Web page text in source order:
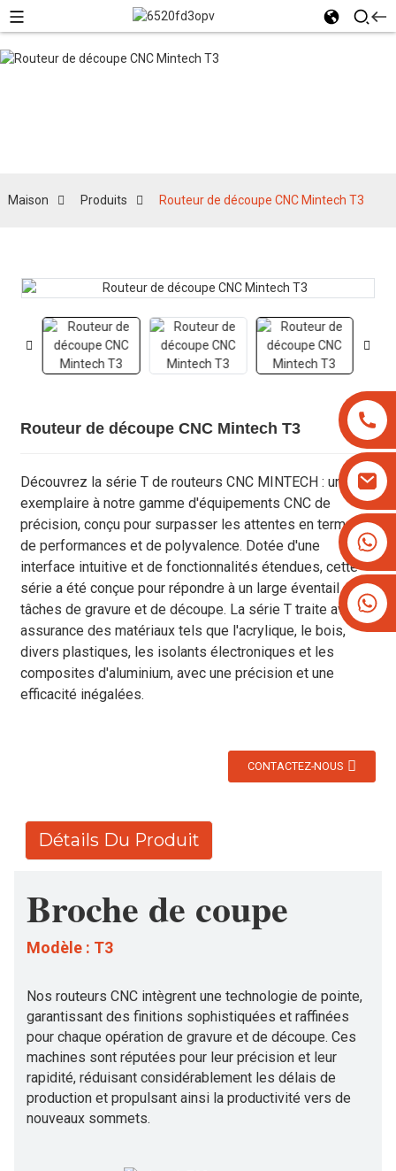
+16266628193
Maison Produits Routeur de découpe CNC Mintech T3
Routeur de découpe CNC Mintech T3
Découvrez la série T de routeurs CNC MINTECH : un ajout
exemplaire à notre gamme d'équipements CNC de
précision, conçu pour surpasser les attentes en termes
de performances et de polyvalence. Dotée d'une
interface intuitive et de fonctionnalités étendues, cette
série a été conçue pour répondre à un large éventail de
tâches de gravure et de découpe. La série T traite avec
assurance des matériaux tels que l'acrylique, le bois,
divers plastiques, les isolants électroniques et les
composites d'aluminium, avec une précision et une
efficacité inégalées.
CONTACTEZ-NOUS
Détails Du Produit
Broche de coupe
Modèle : T3
Nos routeurs CNC intègrent une technologie de pointe,
garantissant des finitions sophistiquées et raffinées
pour chaque opération de gravure et de découpe. Ces
machines sont réputées pour leur précision et leur
rapidité, réduisant considérablement les délais de
production et propulsant ainsi la productivité vers de
nouveaux sommets.